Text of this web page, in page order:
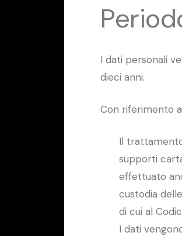
I dati personali
dieci anni.
Con riferimento
Il
supporti
effettuato
custodia
di cui al
I dati